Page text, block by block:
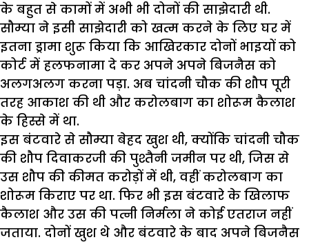
के बहुत से कामों में अभी भी दोनों की साझेदारी थी.
सौम्या ने इसी साझेदारी को खत्म करने के लिए घर में
इतना ड्रामा शुरू किया कि आखिरकार दोनों भाइयों को
कोर्ट में हलफनामा दे कर अपने अपने बिजनैस को
अलगअलग करना पड़ा. अब चांदनी चौक की शौप पूरी
तरह आकाश की थी और करोलबाग का शोरूम कैलाश
के हिस्से में था.
इस बंटवारे से सौम्या बेहद खुश थी, क्योंकि चांदनी चौक
की शौप दिवाकरजी की पुश्तैनी जमीन पर थी, जिस से
उस शौप की कीमत करोड़ों में थी, वहीं करोलबाग का
शोरूम किराए पर था. फिर भी इस बंटवारे के खिलाफ
कैलाश और उस की पत्नी निर्मला ने कोई एतराज नहीं
जताया. दोनों खुश थे और बंटवारे के बाद अपने बिजनैस